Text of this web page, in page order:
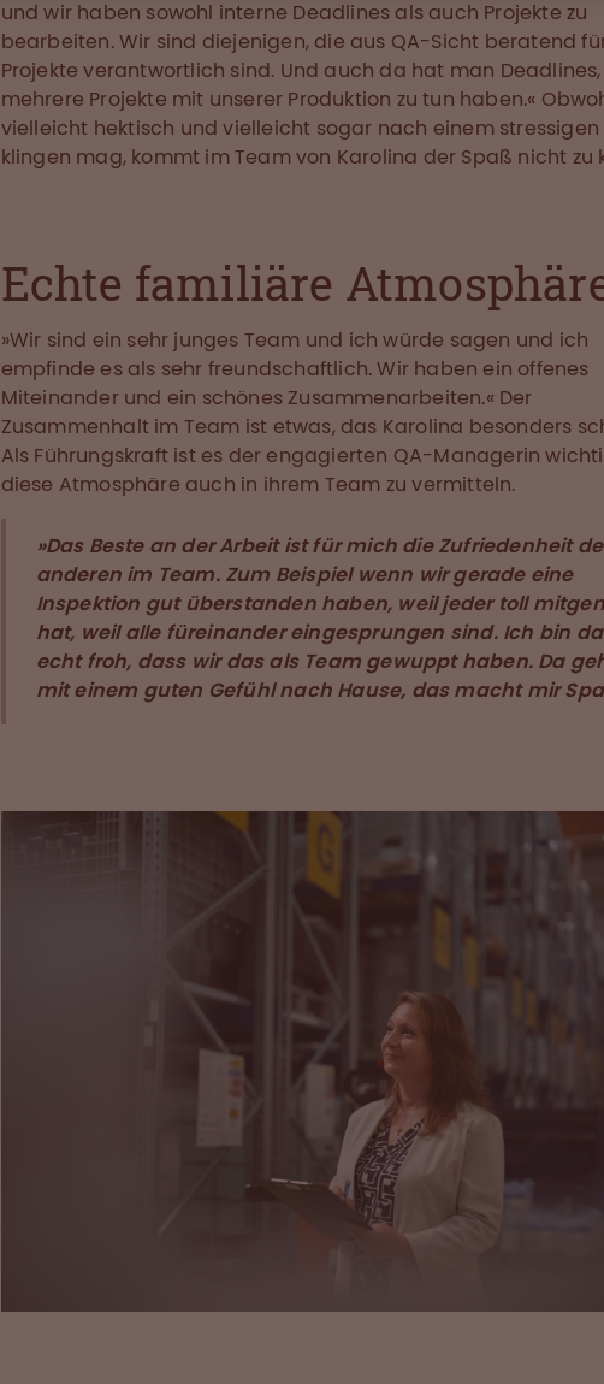
und wir haben sowohl interne Deadlines als auch Projekte zu
bearbeiten. Wir sind diejenigen, die aus QA-Sicht beratend
Projekte verantwortlich sind. Und auch da hat man Deadlines,
mehrere Projekte mit unserer Produktion zu tun haben.«
vielleicht hektisch und vielleicht sogar nach einem stressigen
klingen mag, kommt im Team von Karolina der Spaß nicht zu
Echte familiäre
»Wir sind ein sehr junges Team und ich würde sagen und ich
empfinde es als sehr freundschaftlich. Wir haben ein offenes
Miteinander und ein schönes Zusammenarbeiten.« Der
Zusammenhalt im Team ist etwas, das Karolina besonders
Als Führungskraft ist es der engagierten QA-Managerin
diese Atmosphäre auch in ihrem Team zu vermitteln.
»Das Beste an der Arbeit ist für mich die Zufriedenheit
anderen im Team. Zum Beispiel wenn wir gerade eine
Inspektion gut überstanden haben, weil jeder toll
hat, weil alle füreinander eingesprungen sind. Ich bin
echt froh, dass wir das als Team gewuppt haben. Da
mit einem guten Gefühl nach Hause, das macht mir